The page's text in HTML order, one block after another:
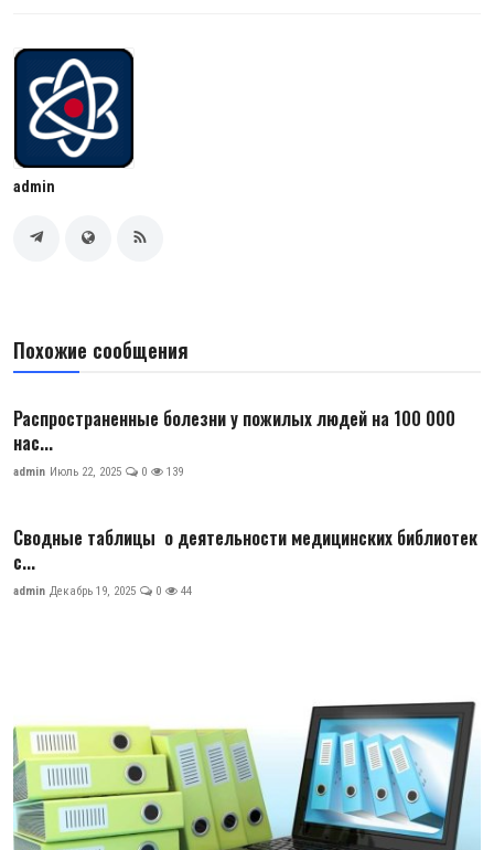
admin
Похожие сообщения
Распространенные болезни у пожилых людей на 100 000
нас...
admin Июль 22, 2025 0 139
Сводные таблицы о деятельности медицинских библиотек
с...
admin Декабрь 19, 2025 0 44